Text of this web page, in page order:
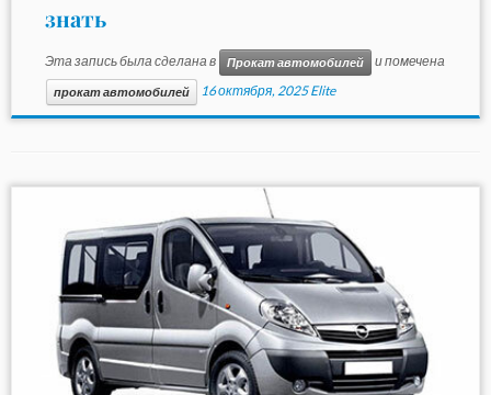
знать
Эта запись была сделана в Прокат автомобилей и помечена
прокат автомобилей 16 октября, 2025 Elite